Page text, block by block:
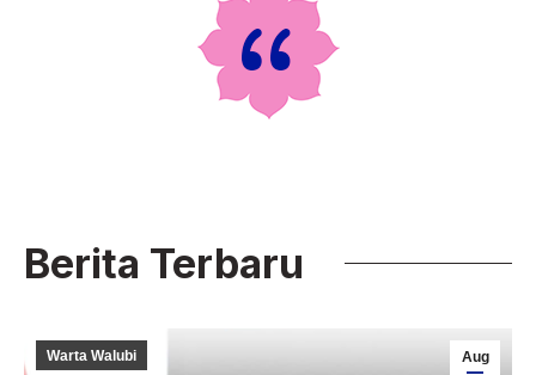
Berita Terbaru
Aug
Warta Walubi